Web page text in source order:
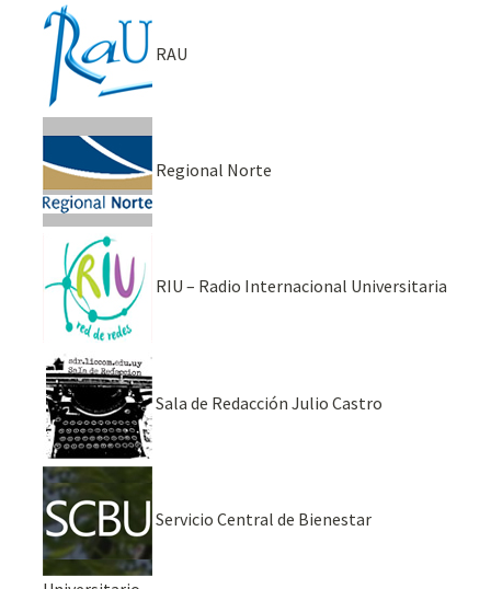
RAU
Regional Norte
RIU – Radio Internacional Universitaria
Sala de Redacción Julio Castro
Servicio Central de Bienestar